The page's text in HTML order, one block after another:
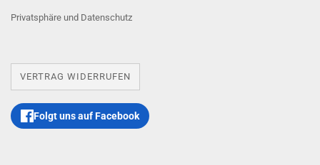
Privatsphäre und Datenschutz
VERTRAG WIDERRUFEN
Folgt uns auf Facebook